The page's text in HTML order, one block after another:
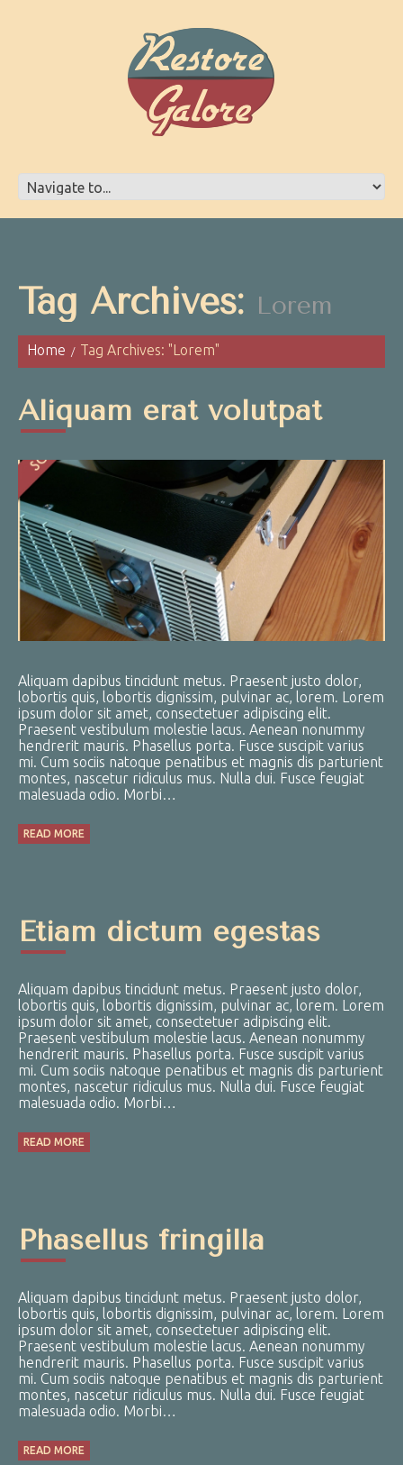
Tag Archives: Lorem
Home Tag Archives: "Lorem"
Aliquam erat volutpat
Aliquam dapibus tincidunt metus. Praesent justo dolor,
lobortis quis, lobortis dignissim, pulvinar ac, lorem. Lorem
ipsum dolor sit amet, consectetuer adipiscing elit.
Praesent vestibulum molestie lacus. Aenean nonummy
hendrerit mauris. Phasellus porta. Fusce suscipit varius
mi. Cum sociis natoque penatibus et magnis dis parturient
montes, nascetur ridiculus mus. Nulla dui. Fusce feugiat
malesuada odio. Morbi…
READ MORE
Etiam dictum egestas
Aliquam dapibus tincidunt metus. Praesent justo dolor,
lobortis quis, lobortis dignissim, pulvinar ac, lorem. Lorem
ipsum dolor sit amet, consectetuer adipiscing elit.
Praesent vestibulum molestie lacus. Aenean nonummy
hendrerit mauris. Phasellus porta. Fusce suscipit varius
mi. Cum sociis natoque penatibus et magnis dis parturient
montes, nascetur ridiculus mus. Nulla dui. Fusce feugiat
malesuada odio. Morbi…
READ MORE
Phasellus fringilla
Aliquam dapibus tincidunt metus. Praesent justo dolor,
lobortis quis, lobortis dignissim, pulvinar ac, lorem. Lorem
ipsum dolor sit amet, consectetuer adipiscing elit.
Praesent vestibulum molestie lacus. Aenean nonummy
hendrerit mauris. Phasellus porta. Fusce suscipit varius
mi. Cum sociis natoque penatibus et magnis dis parturient
montes, nascetur ridiculus mus. Nulla dui. Fusce feugiat
malesuada odio. Morbi…
READ MORE